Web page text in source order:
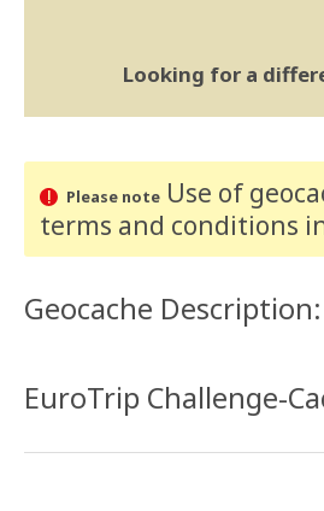
Looking for a
Please noteUse of
terms and conditions
Geocache Description:
EuroTrip Challenge-